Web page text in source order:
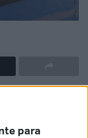
para
Felipe
ha dejado